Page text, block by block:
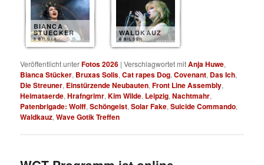
BIANCA
STUECKER
9 BILDER
WALDKAUZ
8 BILDER
Veröffentlicht unterFotos 2026 |Verschlagwortet mitAnja Huwe,
Bianca Stücker, Bruxas Solis,Cat rapes Dog,Covenant, Das Ich,
Die Streuner, Einstürzende Neubauten,Front Line Assembly,
Heimataerde,Hrafngrimr,Kim Wilde, Leipzig,Nachtmahr,
Patenbrigade: Wolff,Schöngeist,Solar Fake,Suicide Commando,
Waldkauz,Wave Gotik Treffen